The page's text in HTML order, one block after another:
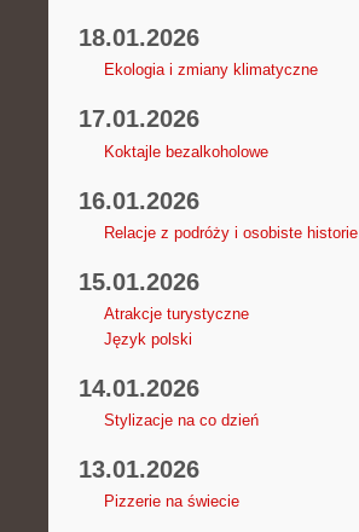
18.01.2026
Ekologia i zmiany klimatyczne
17.01.2026
Koktajle bezalkoholowe
16.01.2026
Relacje z podróży i osobiste historie
15.01.2026
Atrakcje turystyczne
Język polski
14.01.2026
Stylizacje na co dzień
13.01.2026
Pizzerie na świecie